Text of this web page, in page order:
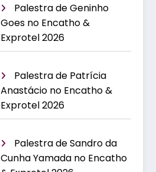
Palestra de Geninho
Goes no Encatho &
Exprotel 2026
Palestra de Patrícia
Anastácio no Encatho &
Exprotel 2026
Palestra de Sandro da
Cunha Yamada no Encatho